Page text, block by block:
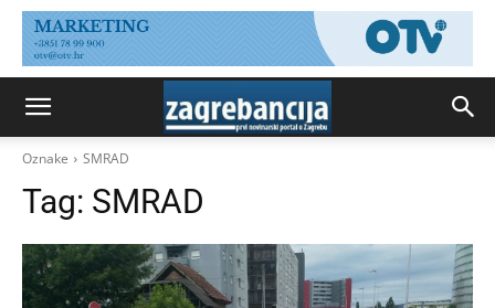
Oznake SMRAD
Tag: SMRAD